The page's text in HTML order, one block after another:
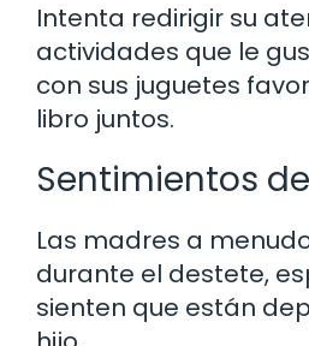
Intenta redirigir su
actividades que le
con sus juguetes
libro juntos.
Sentimientos
Las madres a
durante el destete,
sienten que están